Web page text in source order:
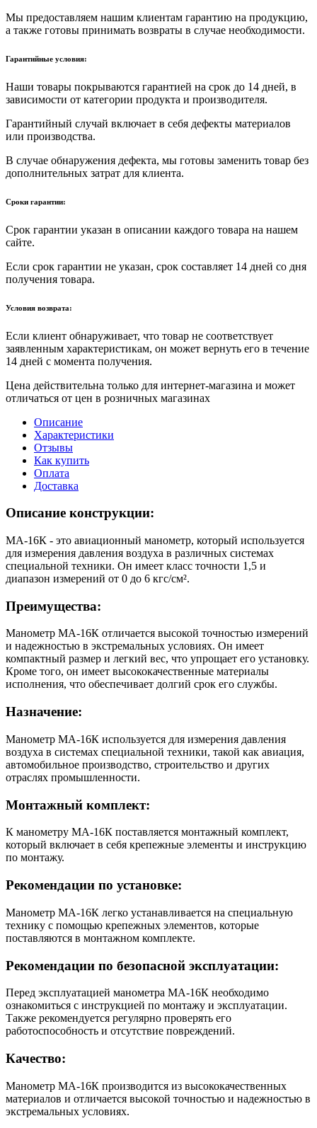
Мы предоставляем нашим клиентам гарантию на продукцию,
а также готовы принимать возвраты в случае необходимости.
Гарантийные условия:
Наши товары покрываются гарантией на срок до 14 дней, в
зависимости от категории продукта и производителя.
Гарантийный случай включает в себя дефекты материалов
или производства.
В случае обнаружения дефекта, мы готовы заменить товар без
дополнительных затрат для клиента.
Сроки гарантии:
Срок гарантии указан в описании каждого товара на нашем
сайте.
Если срок гарантии не указан, срок составляет 14 дней со дня
получения товара.
Условия возврата:
Если клиент обнаруживает, что товар не соответствует
заявленным характеристикам, он может вернуть его в течение
14 дней с момента получения.
Цена действительна только для интернет-магазина и может
отличаться от цен в розничных магазинах
Описание
Характеристики
Отзывы
Как купить
Оплата
Доставка
Описание конструкции:
МА-16К - это авиационный манометр, который используется
для измерения давления воздуха в различных системах
специальной техники. Он имеет класс точности 1,5 и
диапазон измерений от 0 до 6 кгс/см².
Преимущества:
Манометр МА-16К отличается высокой точностью измерений
и надежностью в экстремальных условиях. Он имеет
компактный размер и легкий вес, что упрощает его установку.
Кроме того, он имеет высококачественные материалы
исполнения, что обеспечивает долгий срок его службы.
Назначение:
Манометр МА-16К используется для измерения давления
воздуха в системах специальной техники, такой как авиация,
автомобильное производство, строительство и других
отраслях промышленности.
Монтажный комплект:
К манометру МА-16К поставляется монтажный комплект,
который включает в себя крепежные элементы и инструкцию
по монтажу.
Рекомендации по установке:
Манометр МА-16К легко устанавливается на специальную
технику с помощью крепежных элементов, которые
поставляются в монтажном комплекте.
Рекомендации по безопасной эксплуатации:
Перед эксплуатацией манометра МА-16К необходимо
ознакомиться с инструкцией по монтажу и эксплуатации.
Также рекомендуется регулярно проверять его
работоспособность и отсутствие повреждений.
Качество:
Манометр МА-16К производится из высококачественных
материалов и отличается высокой точностью и надежностью в
экстремальных условиях.